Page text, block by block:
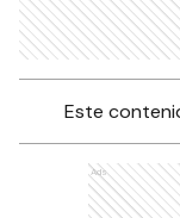
Este
Ads